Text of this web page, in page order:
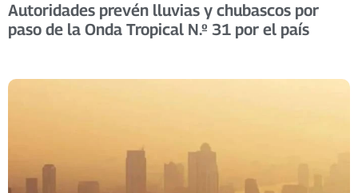
Autoridades prevén lluvias y chubascos por
paso de la Onda Tropical N.º 31 por el país